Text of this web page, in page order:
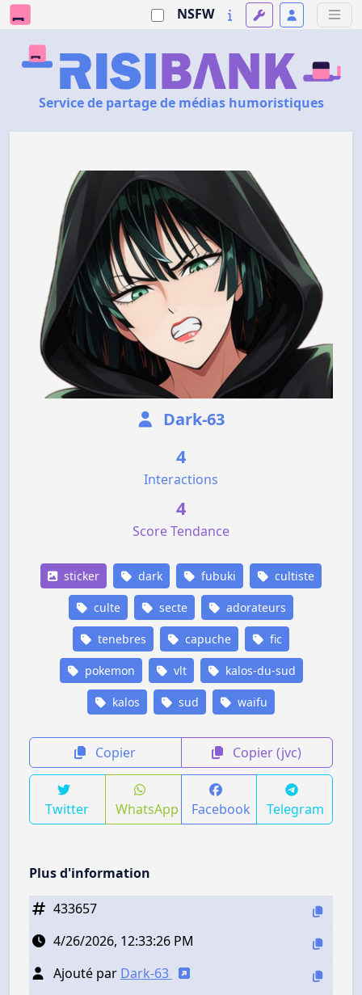
NSFW
Service de partage de médias humoristiques
Dark-63
4
Interactions
4
Score Tendance
sticker dark fubuki cultiste
culte secte adorateurs
tenebres capuche fic
pokemon vlt kalos-du-sud
kalos sud waifu
Copier Copier (jvc)
Twitter WhatsApp Facebook Telegram
Plus d'information
433657
4/26/2026, 12:33:26 PM
Ajouté par Dark-63